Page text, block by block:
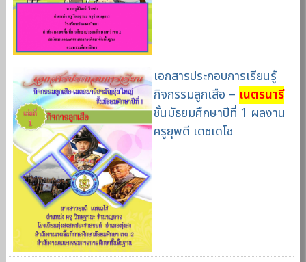
เอกสารประกอบการเรียนรู้
กิจกรรมลูกเสือ – เนตรนารี
ชั้นมัธยมศึกษาปีที่ 1 ผลงาน
ครูยุพดี เดชเดโช